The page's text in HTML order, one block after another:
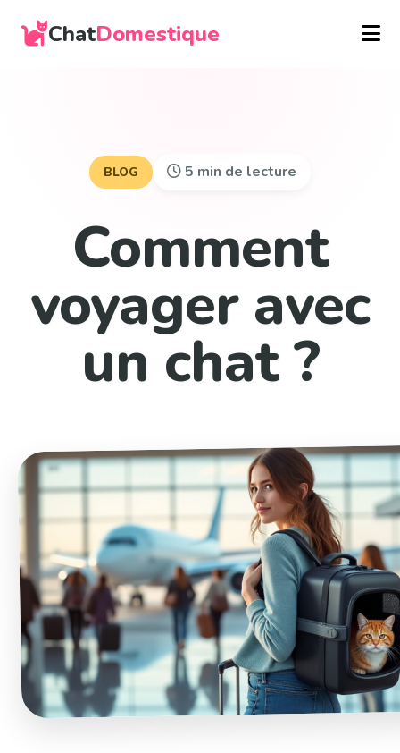
ChatDomestique
BLOG 5 min de lecture
Comment
voyager avec
un chat ?